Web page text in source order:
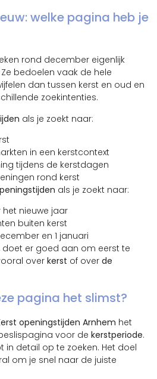
welke pagina heb je
rond december eigenlijk
bedoelen vaak de hele
dan tussen kerst en oud en
zoekintenties.
als je zoekt naar:
in een kerstcontext
tijdens de kerstdagen
rond kerst
als je zoekt naar:
nieuwe jaar
buiten kerst
en 1 januari
doet er goed aan om eerst te
overkerst of overde
pagina het slimst?
openingstijden Arnhem het
voor dekerstperiode.
in detail op te zoeken. Het doel
om je snel naar de juiste